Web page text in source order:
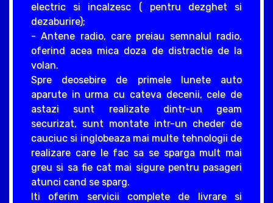
electric si incalzesc ( pentru dezghet si
dezaburire);
- Antene radio, care preiau semnalul radio,
oferind acea mica doza de distractie de la
volan.
Spre deosebire de primele lunete auto
aparute in urma cu cateva decenii, cele de
astazi sunt realizate dintr-un geam
securizat, sunt montate intr-un cheder de
cauciuc si inglobeaza mai multe tehnologii de
realizare care le fac sa se sparga mult mai
greu si sa fie cat mai sigure pentru pasageri
atunci cand se sparg.
Iti oferim servicii complete de livrare si